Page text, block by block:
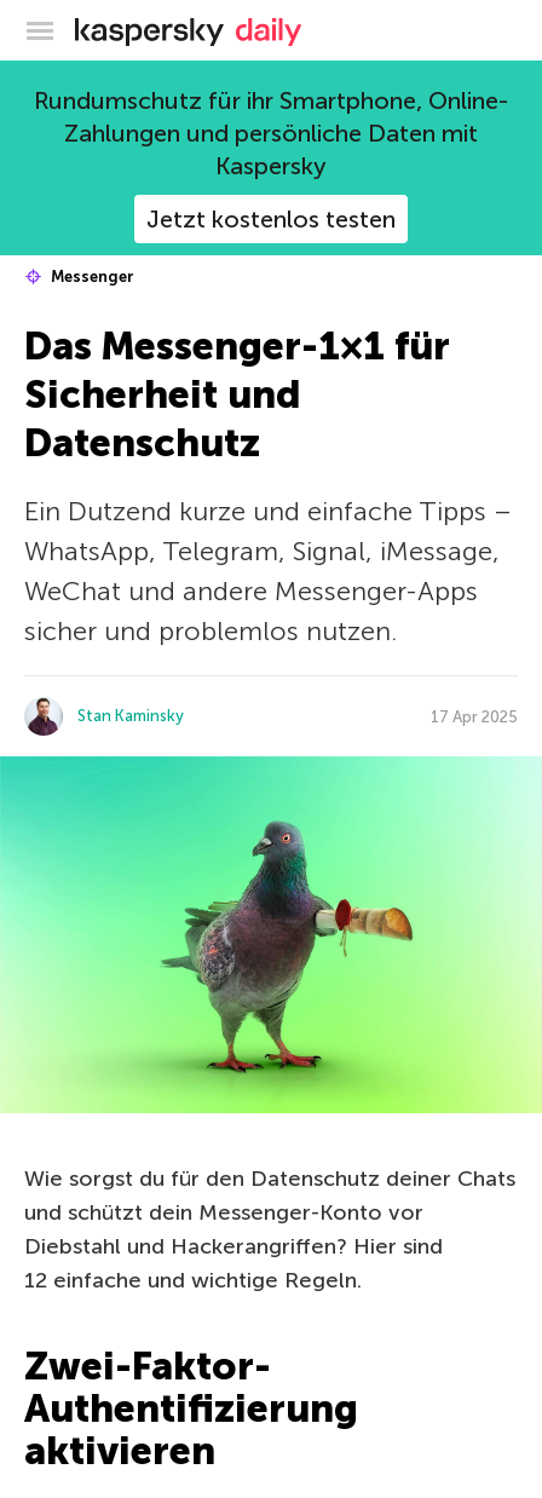
Offizieller Blog von Kaspersky
Rundumschutz für ihr Smartphone, Online-
Zahlungen und persönliche Daten mit
Kaspersky
Jetzt kostenlos testen
Messenger
Das Messenger-1×1 für
Sicherheit und
Datenschutz
Ein Dutzend kurze und einfache Tipps –
WhatsApp, Telegram, Signal, iMessage,
WeChat und andere Messenger-Apps
sicher und problemlos nutzen.
Stan Kaminsky 17 Apr 2025
Wie sorgst du für den Datenschutz deiner Chats
und schützt dein Messenger-Konto vor
Diebstahl und Hackerangriffen? Hier sind
12 einfache und wichtige Regeln.
Zwei-Faktor-
Authentifizierung
aktivieren